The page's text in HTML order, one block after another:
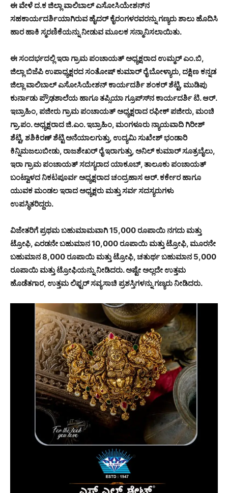
ಈ ವೇಳೆ ದ.ಕ ಜಿಲ್ಲಾ ವಾಲಿಬಾಲ್ ಎಸೋಸಿಯೇಶನ್‍ನ
ಸಹಕಾರ್ಯದರ್ಶಿಯಾಗಿರುವ ಹೈದರ್ ಕೈರಂಗಳರವರನ್ನು ಗಣ್ಯರು ಶಾಲು ಹೊದಿಸಿ
ಹಾರ ಹಾಕಿ ಸ್ಮರಣಿಕೆಯನ್ನು ನೀಡುವ ಮೂಲಕ ಸನ್ಮಾನಿಸಲಾಯಿತು.
ಈ ಸಂದರ್ಭದಲ್ಲಿ ಇರಾ ಗ್ರಾಮ ಪಂಚಾಯತ್ ಅಧ್ಯಕ್ಷರಾದ ಉಮ್ಮರ್ ಎಂ.ಬಿ,
ಜಿಲ್ಲಾ ಬಿಜೆಪಿ ಉಪಾಧ್ಯಕ್ಷರದ ಸಂತೋಷ್ ಕುಮಾರ್ ರೈ ಬೋಳ್ಯಾರು, ದಕ್ಷಿಣ ಕನ್ನಡ
ಜಿಲ್ಲಾ ವಾಲಿಬಾಲ್ ಎಸೋಸಿಯೇಶನ್ ಕಾರ್ಯದರ್ಶಿ ಶಂಕರ್ ಶೆಟ್ಟಿ, ಮುಡಿಪು
ಕುರ್ನಾಡು ಪ್ರೌಢಶಾಲೆಯ ಹಾಗೂ ತಪ್ಸಿಯಾ ಗ್ರೂಪ್ಸ್‍ನ ಕಾರ್ಯದರ್ಶಿ ಟಿ. ಆರ್.
ಇಬ್ರಾಹಿಂ, ಪಜೀರು ಗ್ರಾಮ ಪಂಚಾಯತ್ ಅಧ್ಯಕ್ಷರಾದ ರಫೀಕ್ ಪಜೀರು, ಮಂಚಿ
ಗ್ರಾ.ಪಂ. ಅಧ್ಯಕ್ಷರಾದ ಜಿ.ಎಂ. ಇಬ್ರಾಹಿಂ, ಮಂಗಳೂರು ನ್ಯಾಯವಾದಿ ಗಿರೀಶ್
ಶೆಟ್ಟಿ, ಶಶಿಕಿರಣ್ ಶೆಟ್ಟಿ ಅನೆಯಾಲಗುತ್ತು, ಉದ್ಯಮಿ ಸುಖೇಶ್ ಭಂಡಾರಿ
ಕಿನ್ನಿಮಜಲುಬೀಡು, ರಾಜಶೇಖರ್ ರೈ ಇರಾಗುತ್ತು, ಅನಿಲ್ ಕುಮಾರ್ ಸೂತ್ರಬೈಲು,
ಇರಾ ಗ್ರಾಮ ಪಂಚಾಯತ್ ಸದಸ್ಯರಾದ ಯಾಕೂಬ್, ತಾಲೂಕು ಪಂಚಾಯತ್
ಬಂಟ್ವಾಳದ ನಿಕಟಪೂರ್ವ ಅಧ್ಯಕ್ಷರಾದ ಚಂದ್ರಹಾಸ ಆರ್. ಕರ್ಕೇರ ಹಾಗೂ
ಯುವಕ ಮಂಡಲ ಇರಾದ ಅಧ್ಯಕ್ಷರು ಮತ್ತು ಸರ್ವ ಸದಸ್ಯರುಗಳು
ಉಪಸ್ಥಿತರಿದ್ದರು.
ವಿಜೇತರಿಗೆ ಪ್ರಥಮ ಬಹುಮಾಮವಾಗಿ 15,000 ರೂಪಾಯಿ ನಗದು ಮತ್ತು
ಟ್ರೋಫಿ, ಎರಡನೇ ಬಹುಮಾನ 10,000 ರೂಪಾಯಿ ಮತ್ತು ಟ್ರೋಫಿ, ಮೂರನೇ
ಬಹುಮಾನ 8,000 ರೂಪಾಯಿ ಮತ್ತು ಟ್ರೋಫಿ, ಚತುರ್ಥ ಬಹುಮಾನ 5,000
ರೂಪಾಯಿ ಮತ್ತು ಟ್ರೋಫಿಯನ್ನು ನೀಡಿದರು. ಅಷ್ಟೇ ಅಲ್ಲದೇ ಉತ್ತಮ
ಹೊಡೆತಗಾರ, ಉತ್ತಮ ಲಿಫ್ಟರ್ ಸವ್ಯಸಾಚಿ ಪ್ರಶಸ್ತಿಗಳನ್ನು ಗಣ್ಯರು ನೀಡಿದರು.